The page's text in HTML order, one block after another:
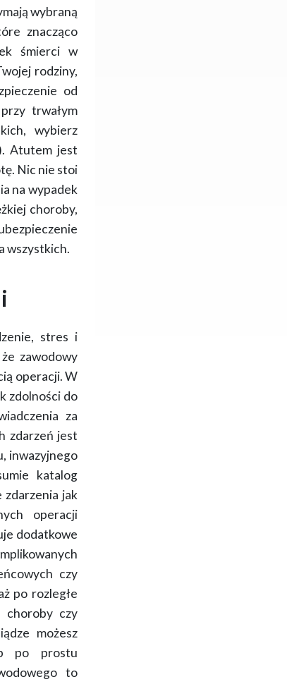
wybraną
znacząco
śmierci w
rodziny,
od
trwałym
wybierz
Atutem jest
Nic nie stoi
na wypadek
choroby,
wszystkich.
stres i
zawodowy
operacji. W
zdolności do
za
zdarzeń jest
inwazyjnego
katalog
jak
operacji
dodatkowe
czy
po rozległe
choroby czy
możesz
po prostu
to